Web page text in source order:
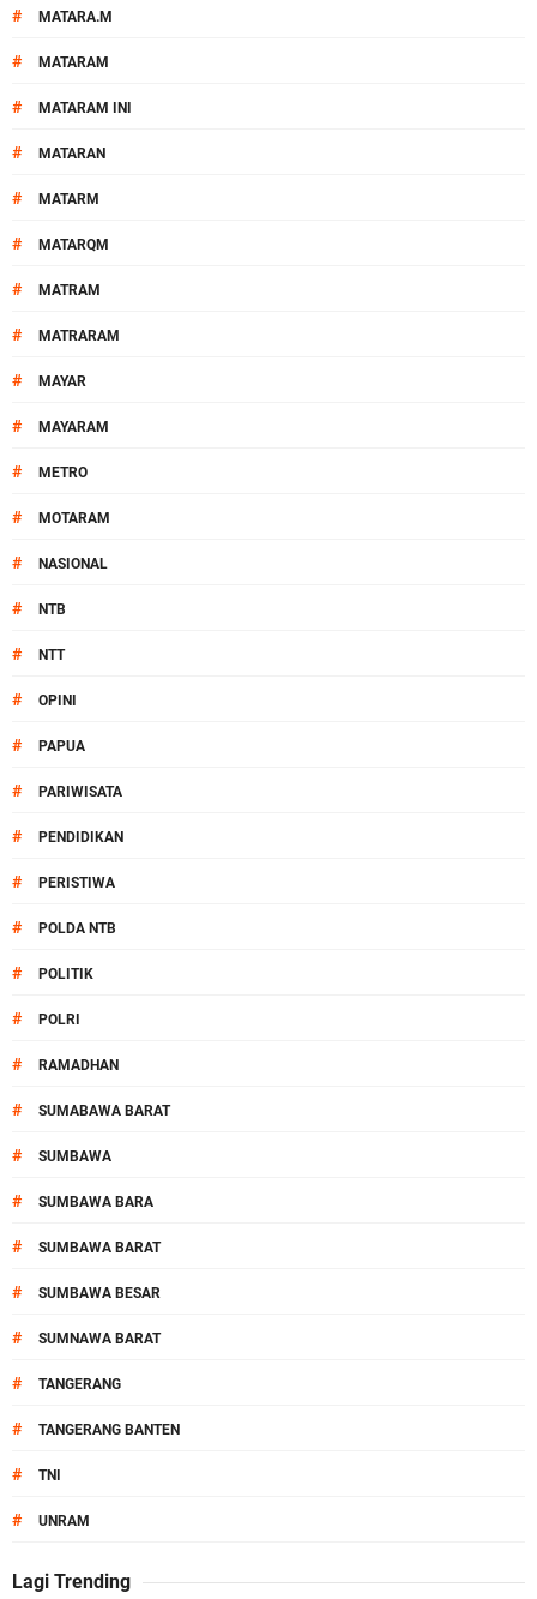
# MATARA.M
# MATARAM
# MATARAM INI
# MATARAN
# MATARM
# MATARQM
# MATRAM
# MATRARAM
# MAYAR
# MAYARAM
# METRO
# MOTARAM
# NASIONAL
# NTB
# NTT
# OPINI
# PAPUA
# PARIWISATA
# PENDIDIKAN
# PERISTIWA
# POLDA NTB
# POLITIK
# POLRI
# RAMADHAN
# SUMABAWA BARAT
# SUMBAWA
# SUMBAWA BARA
# SUMBAWA BARAT
# SUMBAWA BESAR
# SUMNAWA BARAT
# TANGERANG
# TANGERANG BANTEN
# TNI
# UNRAM
Lagi Trending